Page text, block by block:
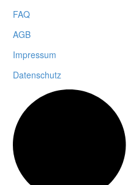
FAQ
AGB
Impressum
Datenschutz